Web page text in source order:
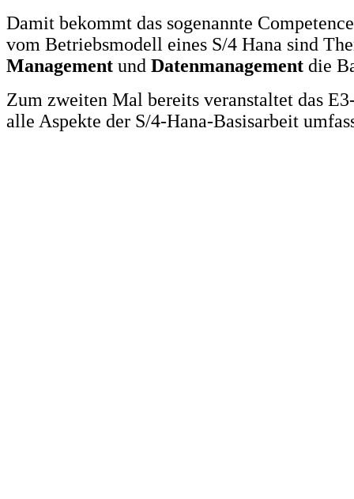
Damit bekommt das sogenannte
vom Betriebsmodell eines S/4 Hana sind
Management und Datenmanagement die
Zum zweiten Mal bereits veranstaltet das
alle Aspekte der S/4-Hana-Basisarbeit